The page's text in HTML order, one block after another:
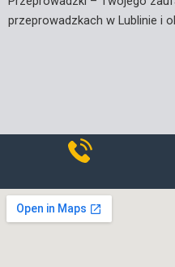
przeprowadzkach w Lublinie i